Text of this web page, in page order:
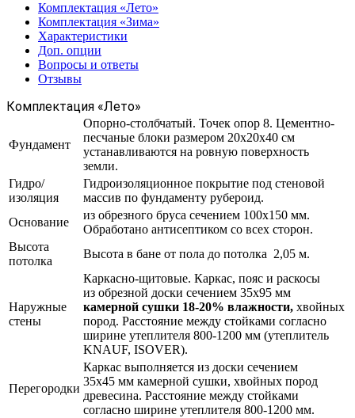
Комплектация «Лето»
Комплектация «Зима»
Характеристики
Доп. опции
Вопросы и ответы
Отзывы
Комплектация «Лето»
Фундамент
Опорно-столбчатый. Точек опор 8. Цементно-
песчаные блоки размером 20х20х40 см
устанавливаются на ровную поверхность
земли.
Гидро/
изоляция
Гидроизоляционное покрытие под стеновой
массив по фундаменту рубероид.
Основание
из обрезного бруса сечением 100х150 мм.
Обработано антисептиком со всех сторон.
Высота
потолка
Высота в бане от пола до потолка 2,05 м.
Наружные
стены
Каркасно-щитовые. Каркас, пояс и раскосы
из обрезной доски сечением 35х95 мм
камерной сушки 18-20% влажности, хвойных
пород. Расстояние между стойками согласно
ширине утеплителя 800-1200 мм (утеплитель
KNAUF, ISOVER).
Перегородки
Каркас выполняется из доски сечением
35х45 мм камерной сушки, хвойных пород
древесина. Расстояние между стойками
согласно ширине утеплителя 800-1200 мм.